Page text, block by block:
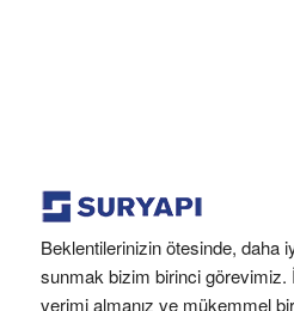
Beklentilerinizin ötesinde, daha
sunmak bizim birinci görevimiz.
verimi almanız ve mükemmel